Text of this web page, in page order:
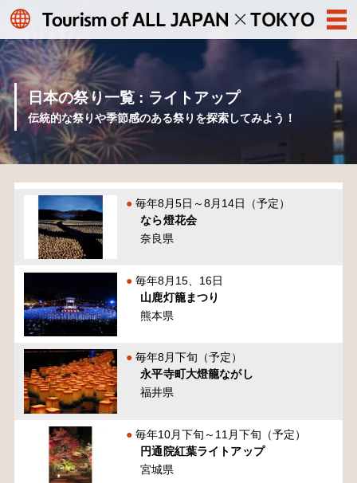
日本の祭り一覧 : ライトアップ
伝統的な祭りや季節感のある祭りを探索してみよう！
毎年8月5日～8月14日（予定）
なら燈花会
奈良県
毎年8月15、16日
山鹿灯籠まつり
熊本県
毎年8月下旬（予定）
永平寺町大燈籠ながし
福井県
毎年10月下旬～11月下旬（予定）
円通院紅葉ライトアップ
宮城県